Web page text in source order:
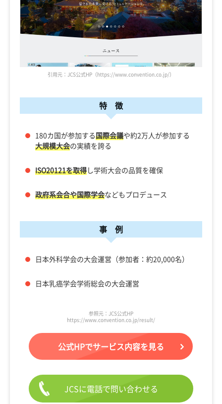
引用元：JCS公式HP（https://www.convention.co.jp/）
特 徴
180カ国が参加する国際会議や約2万人が参加する
大規模大会の実績を誇る
ISO20121を取得し学術大会の品質を確保
政府系会合や国際学会などもプロデュース
事 例
日本外科学会の大会運営（参加者：約20,000名）
日本乳癌学会学術総会の大会運営
参照元：JCS公式HP
https://www.convention.co.jp/result/
公式HPでサービス内容を見る
JCSに電話で問い合わせる